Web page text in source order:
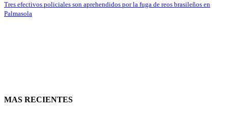
Tres efectivos policiales son aprehendidos por la fuga de reos brasileños en
Palmasola
MAS RECIENTES